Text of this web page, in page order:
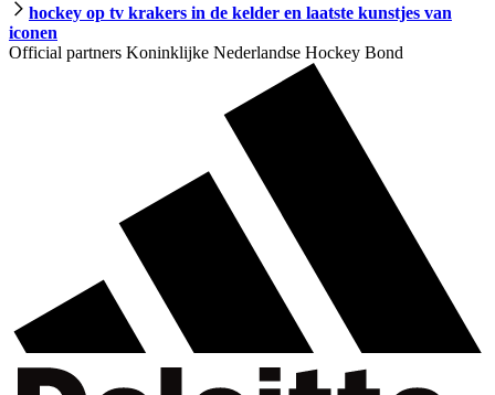
hockey op tv krakers in de kelder en laatste kunstjes van
iconen
Official partners Koninklijke Nederlandse Hockey Bond